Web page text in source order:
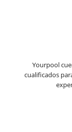
Yourpool
cualificados